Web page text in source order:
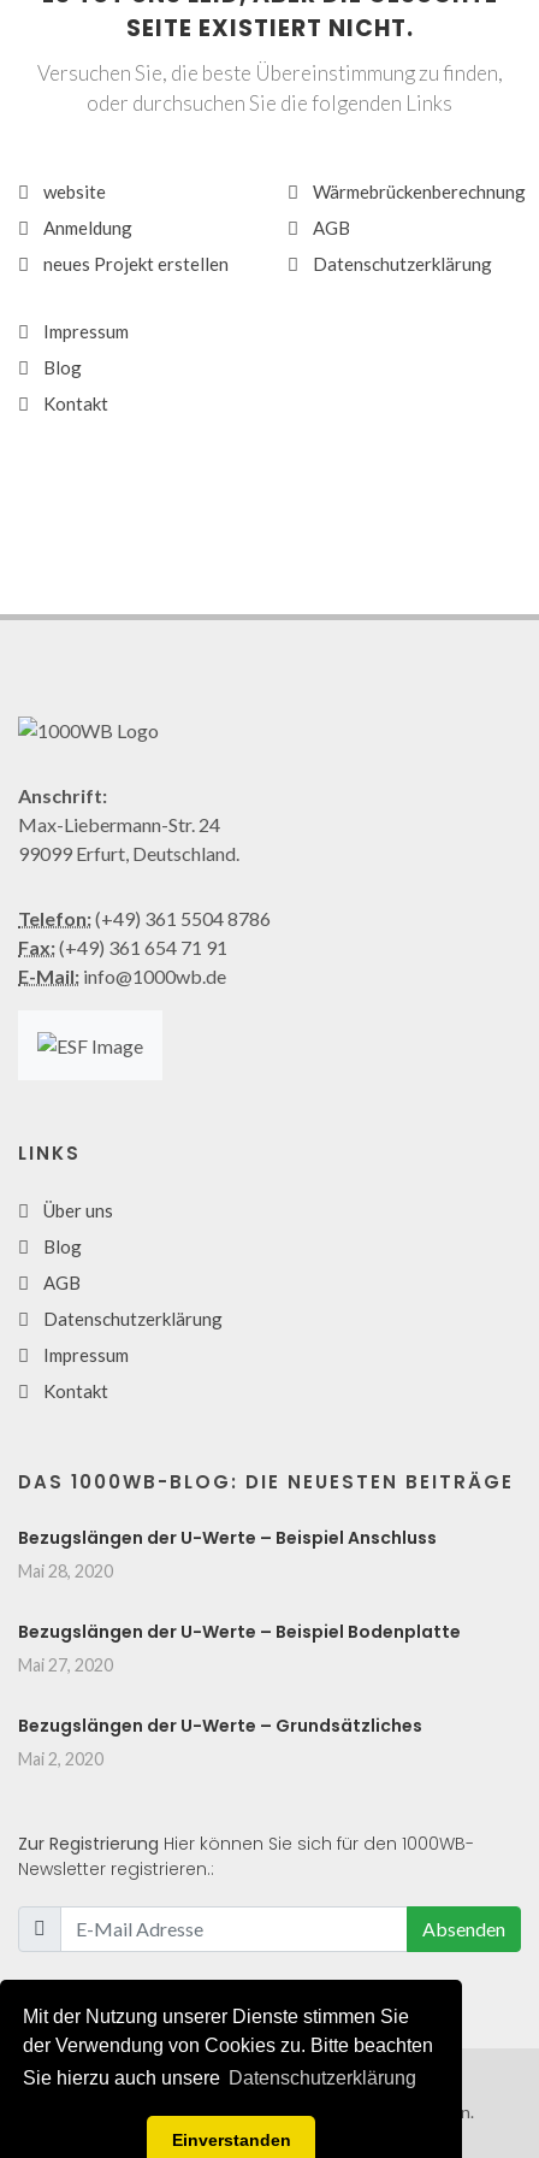
Mit der Nutzung unserer Dienste stimmen Sie
der Verwendung von Cookies zu. Bitte beachten
Sie hierzu auch unsere Datenschutzerklärung
Einverstanden
SEITE EXISTIERT NICHT.
Versuchen Sie, die beste Übereinstimmung zu finden,
oder durchsuchen Sie die folgenden Links
website
Anmeldung
neues Projekt erstellen
Wärmebrückenberechnung
AGB
Datenschutzerklärung
Impressum
Blog
Kontakt
Anschrift:
Max-Liebermann-Str. 24
99099 Erfurt, Deutschland.
Telefon:(+49) 361 5504 8786
Fax:(+49) 361 654 71 91
E-Mail: info@1000wb.de
LINKS
Über uns
Blog
AGB
Datenschutzerklärung
Impressum
Kontakt
DAS 1000WB-BLOG: DIE NEUESTEN BEITRÄGE
Bezugslängen der U-Werte – Beispiel Anschluss
Mai 28, 2020
Bezugslängen der U-Werte – Beispiel Bodenplatte
Mai 27, 2020
Bezugslängen der U-Werte – Grundsätzliches
Mai 2, 2020
Zur Registrierung Hier können Sie sich für den 1000WB-
Newsletter registrieren.:
Absenden
© 2019 - 2021 - Alle Rechte von 1000WB vorbehalten.
AGB/Datenschutzerklärung